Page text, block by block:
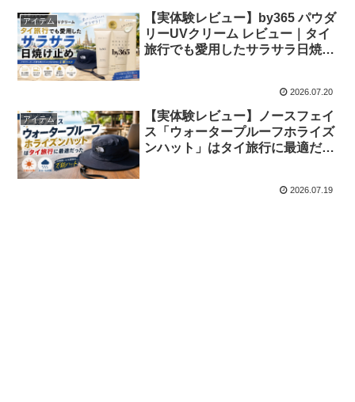
アイテム
【実体験レビュー】by365 パウダ
リーUVクリーム レビュー｜タイ
旅行でも愛用したサラサラ日焼け
2026.07.20
アイテム
【実体験レビュー】ノースフェイ
ス「ウォータープルーフホライズ
ンハット」はタイ旅行に最適だっ
2026.07.19